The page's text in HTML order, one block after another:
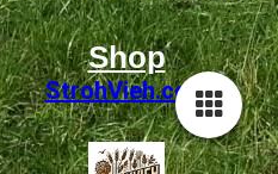
Shop
StrohVieh.com